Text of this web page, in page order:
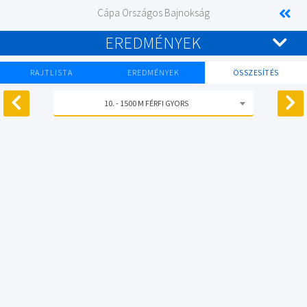
Cápa Országos Bajnokság
EREDMÉNYEK
RAJTLISTA EREDMÉNYEK ÖSSZESÍTÉS
10. - 1500 M FÉRFI GYORS